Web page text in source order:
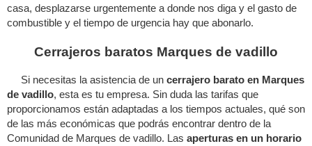
casa, desplazarse urgentemente a donde nos diga y el gasto de
combustible y el tiempo de urgencia hay que abonarlo.
Cerrajeros baratos Marques de vadillo
Si necesitas la asistencia de un cerrajero barato en Marques
de vadillo, esta es tu empresa. Sin duda las tarifas que
proporcionamos están adaptadas a los tiempos actuales, qué son
de las más económicas que podrás encontrar dentro de la
Comunidad de Marques de vadillo. Las aperturas en un horario